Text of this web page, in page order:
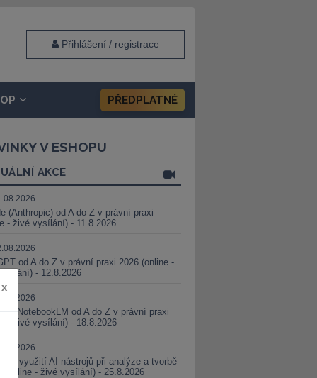
Přihlášení / registrace
PŘEDPLATNÉ
V ESHOPU
AKCE
(Anthropic) od A do Z v právní praxi
- živé vysílání) - 11.8.2026
od A do Z v právní praxi 2026 (online -
- 12.8.2026
a NotebookLM od A do Z v právní praxi
- živé vysílání) - 18.8.2026
využití AI nástrojů při analýze a tvorbě
(online - živé vysílání) - 25.8.2026
x